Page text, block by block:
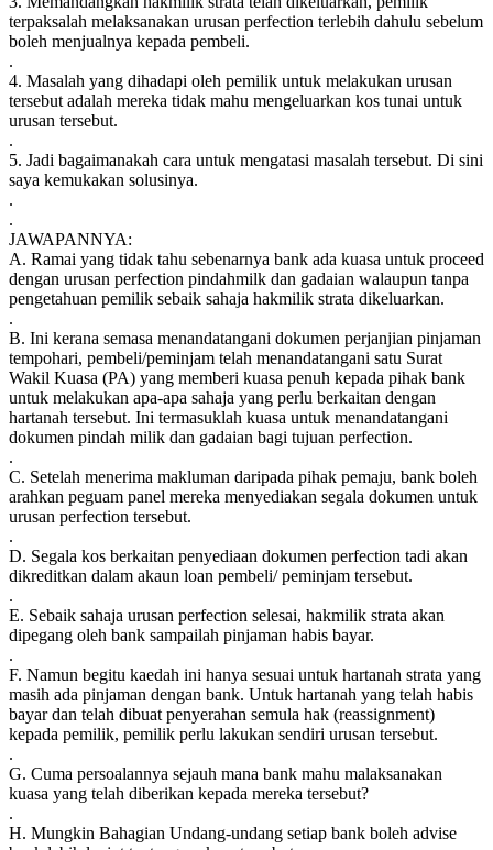
terpaksalah melaksanakan urusan perfection terlebih dahulu sebelum
boleh menjualnya kepada pembeli.
.
4. Masalah yang dihadapi oleh pemilik untuk melakukan urusan
tersebut adalah mereka tidak mahu mengeluarkan kos tunai untuk
urusan tersebut.
.
5. Jadi bagaimanakah cara untuk mengatasi masalah tersebut. Di sini
saya kemukakan solusinya.
.
.
JAWAPANNYA:
A. Ramai yang tidak tahu sebenarnya bank ada kuasa untuk proceed
dengan urusan perfection pindahmilk dan gadaian walaupun tanpa
pengetahuan pemilik sebaik sahaja hakmilik strata dikeluarkan.
.
B. Ini kerana semasa menandatangani dokumen perjanjian pinjaman
tempohari, pembeli/peminjam telah menandatangani satu Surat
Wakil Kuasa (PA) yang memberi kuasa penuh kepada pihak bank
untuk melakukan apa-apa sahaja yang perlu berkaitan dengan
hartanah tersebut. Ini termasuklah kuasa untuk menandatangani
dokumen pindah milik dan gadaian bagi tujuan perfection.
.
C. Setelah menerima makluman daripada pihak pemaju, bank boleh
arahkan peguam panel mereka menyediakan segala dokumen untuk
urusan perfection tersebut.
.
D. Segala kos berkaitan penyediaan dokumen perfection tadi akan
dikreditkan dalam akaun loan pembeli/ peminjam tersebut.
.
E. Sebaik sahaja urusan perfection selesai, hakmilik strata akan
dipegang oleh bank sampailah pinjaman habis bayar.
.
F. Namun begitu kaedah ini hanya sesuai untuk hartanah strata yang
masih ada pinjaman dengan bank. Untuk hartanah yang telah habis
bayar dan telah dibuat penyerahan semula hak (reassignment)
kepada pemilik, pemilik perlu lakukan sendiri urusan tersebut.
.
G. Cuma persoalannya sejauh mana bank mahu malaksanakan
kuasa yang telah diberikan kepada mereka tersebut?
.
H. Mungkin Bahagian Undang-undang setiap bank boleh advise